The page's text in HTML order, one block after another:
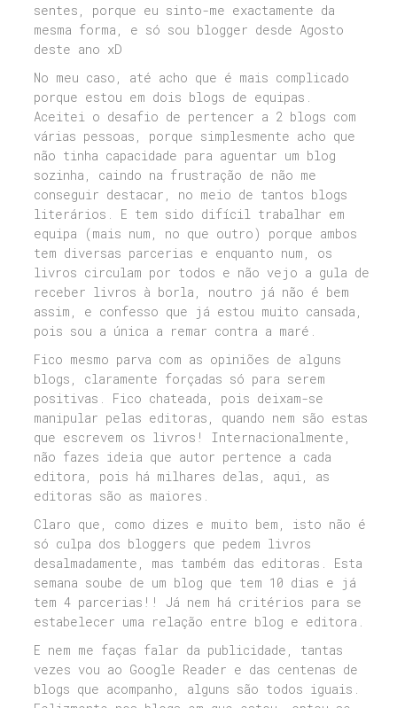
sentes, porque eu sinto-me exactamente da
mesma forma, e só sou blogger desde Agosto
deste ano xD
No meu caso, até acho que é mais complicado
porque estou em dois blogs de equipas.
Aceitei o desafio de pertencer a 2 blogs com
várias pessoas, porque simplesmente acho que
não tinha capacidade para aguentar um blog
sozinha, caindo na frustração de não me
conseguir destacar, no meio de tantos blogs
literários. E tem sido difícil trabalhar em
equipa (mais num, no que outro) porque ambos
tem diversas parcerias e enquanto num, os
livros circulam por todos e não vejo a gula de
receber livros à borla, noutro já não é bem
assim, e confesso que já estou muito cansada,
pois sou a única a remar contra a maré.
Fico mesmo parva com as opiniões de alguns
blogs, claramente forçadas só para serem
positivas. Fico chateada, pois deixam-se
manipular pelas editoras, quando nem são estas
que escrevem os livros! Internacionalmente,
não fazes ideia que autor pertence a cada
editora, pois há milhares delas, aqui, as
editoras são as maiores.
Claro que, como dizes e muito bem, isto não é
só culpa dos bloggers que pedem livros
desalmadamente, mas também das editoras. Esta
semana soube de um blog que tem 10 dias e já
tem 4 parcerias!! Já nem há critérios para se
estabelecer uma relação entre blog e editora.
E nem me faças falar da publicidade, tantas
vezes vou ao Google Reader e das centenas de
blogs que acompanho, alguns são todos iguais.